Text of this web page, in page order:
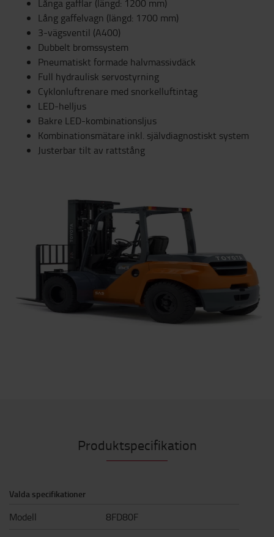
Långa gafflar (längd: 1200 mm)
Lång gaffelvagn (längd: 1700 mm)
3-vägsventil (A400)
Dubbelt bromssystem
Pneumatiskt formade halvmassivdäck
Full hydraulisk servostyrning
Cyklonluftrenare med snorkelluftintag
LED-helljus
Bakre LED-kombinationsljus
Kombinationsmätare inkl. självdiagnostiskt system
Justerbar tilt av rattstång
Produktspecifikation
Valda specifikationer
Modell 8FD80F